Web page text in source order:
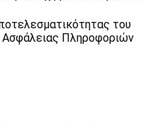
του
Ασφάλειας Πληροφοριών